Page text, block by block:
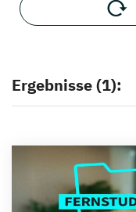
Ergebnisse (1):